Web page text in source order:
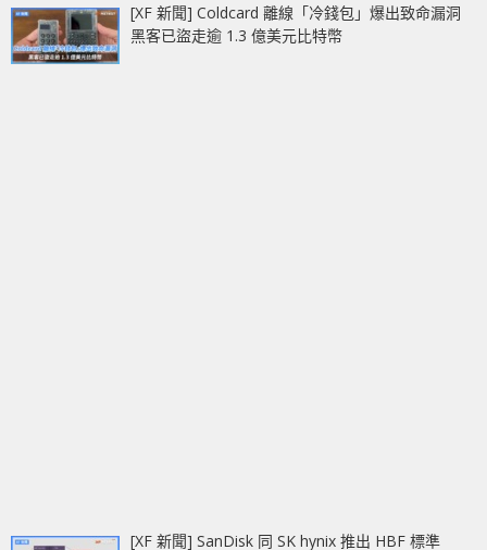
[XF 新聞] Coldcard 離線「冷錢包」爆出致命漏洞
黑客已盜走逾 1.3 億美元比特幣
[XF 新聞] SanDisk 同 SK hynix 推出 HBF 標準